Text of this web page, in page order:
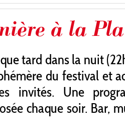
à la
tard dans la nuit
du festival et
invités. Une
chaque soir. Bar,